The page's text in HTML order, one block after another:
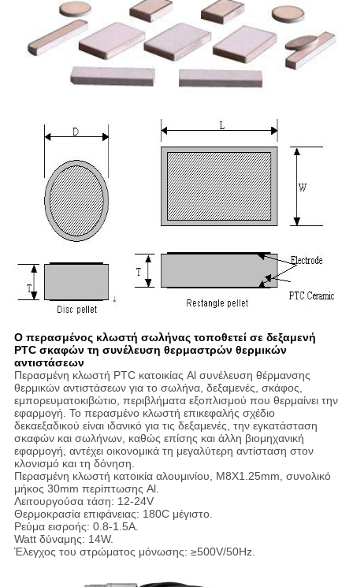
Ο περασμένος κλωστή σωλήνας τοποθετεί σε δεξαμενή
PTC σκαφών τη συνέλευση θερμαστρών θερμικών
αντιστάσεων
Περασμένη κλωστή PTC κατοικίας Al συνέλευση θέρμανσης
θερμικών αντιστάσεων για το σωλήνα, δεξαμενές, σκάφος,
εμπορευματοκιβώτιο, περιβλήματα εξοπλισμού που θερμαίνει την
εφαρμογή. Το περασμένο κλωστή επικεφαλής σχέδιο
δεκαεξαδικού είναι ιδανικό για τις δεξαμενές, την εγκατάσταση
σκαφών και σωλήνων, καθώς επίσης και άλλη βιομηχανική
εφαρμογή, αντέχει οικονομικά τη μεγαλύτερη αντίσταση στον
κλονισμό και τη δόνηση.
Περασμένη κλωστή κατοικία αλουμινίου, M8X1.25mm, συνολικό
μήκος 30mm περίπτωσης Al.
Λειτουργούσα τάση: 12-24V
Θερμοκρασία επιφάνειας: 180C μέγιστο.
Ρεύμα εισροής: 0.8-1.5A.
Watt δύναμης: 14W.
Έλεγχος του στρώματος μόνωσης: ≥500V/50Hz.